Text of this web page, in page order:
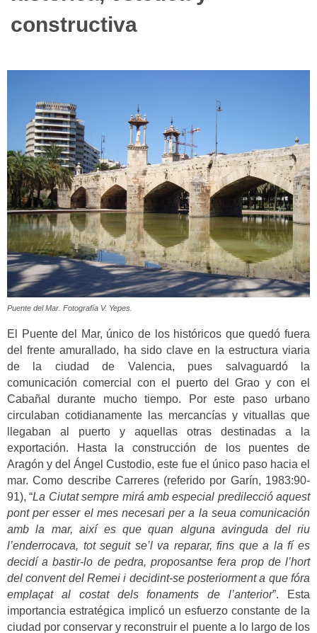
constructiva
Puente del Mar. Fotografía V. Yepes.
El Puente del Mar, único de los históricos que quedó fuera
del frente amurallado, ha sido clave en la estructura viaria
de la ciudad de Valencia, pues salvaguardó la
comunicación comercial con el puerto del Grao y con el
Cabañal durante mucho tiempo. Por este paso urbano
circulaban cotidianamente las mercancías y vituallas que
llegaban al puerto y aquellas otras destinadas a la
exportación. Hasta la construcción de los puentes de
Aragón y del Ángel Custodio, este fue el único paso hacia el
mar. Como describe Carreres (referido por Garín, 1983:90-
91), “La Ciutat sempre mirá amb especial predilecció aquest
pont per esser el mes necesari per a la seua comunicación
amb la mar, així es que quan alguna avinguda del riu
l’enderrocava, tot seguit se’l va reparar, fins que a la fí es
decidí a bastir-lo de pedra, proposantse fera prop de l’hort
del convent del Remei i decidint-se posteriorment a que fóra
emplaçat al costat dels fonaments de l’anterior”. Esta
importancia estratégica implicó un esfuerzo constante de la
ciudad por conservar y reconstruir el puente a lo largo de los